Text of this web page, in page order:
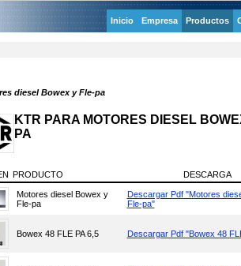
Inicio Empresa Productos
diesel Bowex y Fle-pa
KTR PARA MOTORES DIESEL
PA
PRODUCTO DESCARGA
Motores diesel Bowex y
Fle-pa
Descargar Pdf "Motores
Fle-pa"
Bowex 48 FLE PA 6,5 Descargar Pdf "Bowex 48